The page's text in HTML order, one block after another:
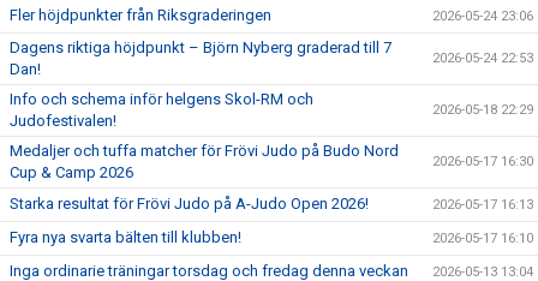
Fler höjdpunkter från Riksgraderingen 2026-05-24 23:06
Dagens riktiga höjdpunkt – Björn Nyberg graderad till 7
Dan!
2026-05-24 22:53
Info och schema inför helgens Skol-RM och
Judofestivalen!
2026-05-18 22:29
Medaljer och tuffa matcher för Frövi Judo på Budo Nord
Cup & Camp 2026
2026-05-17 16:30
Starka resultat för Frövi Judo på A-Judo Open 2026! 2026-05-17 16:13
Fyra nya svarta bälten till klubben! 2026-05-17 16:10
Inga ordinarie träningar torsdag och fredag denna veckan 2026-05-13 13:04